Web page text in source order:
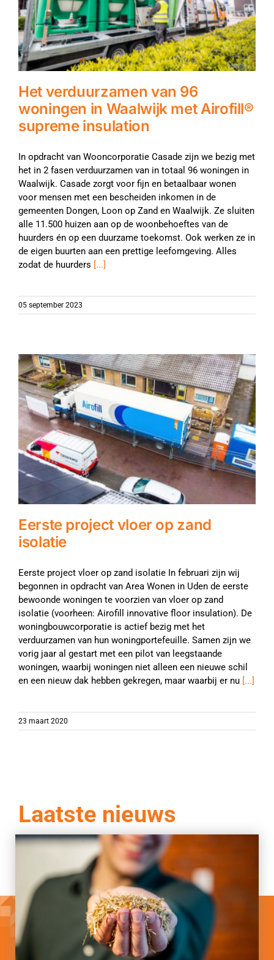
Het verduurzamen van 96
woningen in Waalwijk met Airofill®
supreme insulation
In opdracht van Wooncorporatie Casade zijn we bezig met
het in 2 fasen verduurzamen van in totaal 96 woningen in
Waalwijk. Casade zorgt voor fijn en betaalbaar wonen
voor mensen met een bescheiden inkomen in de
gemeenten Dongen, Loon op Zand en Waalwijk. Ze sluiten
alle 11.500 huizen aan op de woonbehoeftes van de
huurders én op een duurzame toekomst. Ook werken ze in
de eigen buurten aan een prettige leefomgeving. Alles
zodat de huurders [...]
05 september 2023
Eerste project vloer op zand
isolatie
Eerste project vloer op zand isolatie In februari zijn wij
begonnen in opdracht van Area Wonen in Uden de eerste
bewoonde woningen te voorzien van vloer op zand
isolatie (voorheen: Airofill innovative floor insulation). De
woningbouwcorporatie is actief bezig met het
verduurzamen van hun woningportefeuille. Samen zijn we
vorig jaar al gestart met een pilot van leegstaande
woningen, waarbij woningen niet alleen een nieuwe schil
en een nieuw dak hebben gekregen, maar waarbij er nu [...]
23 maart 2020
Laatste nieuws